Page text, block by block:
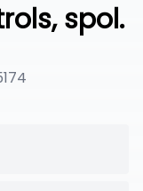
spol.